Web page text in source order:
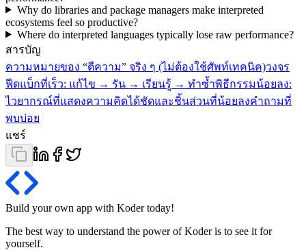
Why do libraries and package managers make interpreted
ecosystems feel so productive?
Where do interpreted languages typically lose raw performance?
สารบัญ
ความหมายของ “ตีความ” จริง ๆ (ไม่ต้องใช้ศัพท์เทคนิค)วงจร
ฟีดแบ็กที่เร็ว: แก้ไข → รัน → เรียนรู้ → ทำซ้ำพิธีกรรมน้อยลง:
ไวยากรณ์ที่แสดงความคิดได้ชัดและชิ้นส่วนที่น้อยลงคำถามที่
พบบ่อย
แชร์
Build your own app with Koder today!
The best way to understand the power of Koder is to see it for
yourself.